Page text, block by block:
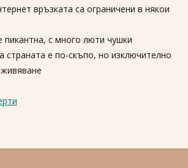
връзката са ограничени в някои
пикантна, с много люти чушки
страната е по-скъпо, но изключително